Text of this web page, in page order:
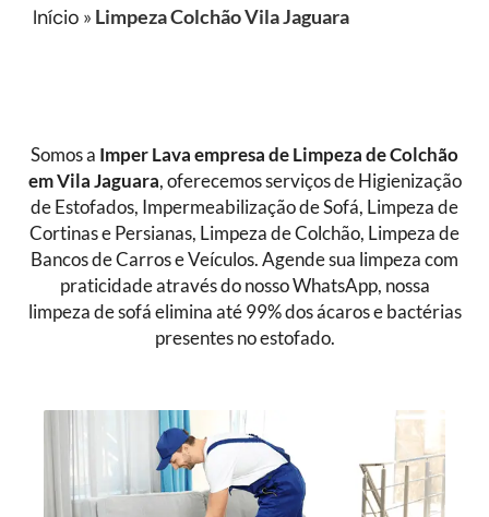
Início » Limpeza Colchão Vila Jaguara
Somos a Imper Lava empresa de Limpeza de Colchão
em Vila Jaguara, oferecemos serviços de Higienização
de Estofados, Impermeabilização de Sofá, Limpeza de
Cortinas e Persianas, Limpeza de Colchão, Limpeza de
Bancos de Carros e Veículos. Agende sua limpeza com
praticidade através do nosso WhatsApp, nossa
limpeza de sofá elimina até 99% dos ácaros e bactérias
presentes no estofado.